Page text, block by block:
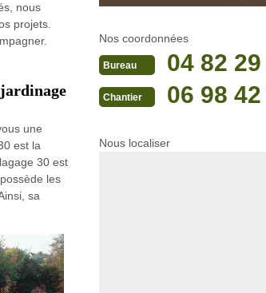
nous
projets.
une
est la
30 est
les
sa
Nos coordonnées
Bureau 04 82
Chantier 06 98
Nous localiser